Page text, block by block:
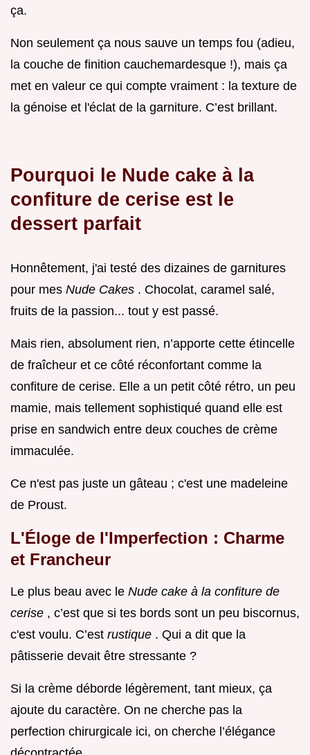
ça.
Non seulement ça nous sauve un temps fou (adieu,
la couche de finition cauchemardesque !), mais ça
met en valeur ce qui compte vraiment : la texture de
la génoise et l'éclat de la garniture. C’est brillant.
Pourquoi le Nude cake à la
confiture de cerise est le
dessert parfait
Honnêtement, j'ai testé des dizaines de garnitures
pour mes Nude Cakes . Chocolat, caramel salé,
fruits de la passion... tout y est passé.
Mais rien, absolument rien, n’apporte cette étincelle
de fraîcheur et ce côté réconfortant comme la
confiture de cerise. Elle a un petit côté rétro, un peu
mamie, mais tellement sophistiqué quand elle est
prise en sandwich entre deux couches de crème
immaculée.
Ce n'est pas juste un gâteau ; c'est une madeleine
de Proust.
L'Éloge de l'Imperfection : Charme
et Francheur
Le plus beau avec le Nude cake à la confiture de
cerise , c’est que si tes bords sont un peu biscornus,
c'est voulu. C’est rustique . Qui a dit que la
pâtisserie devait être stressante ?
Si la crème déborde légèrement, tant mieux, ça
ajoute du caractère. On ne cherche pas la
perfection chirurgicale ici, on cherche l’élégance